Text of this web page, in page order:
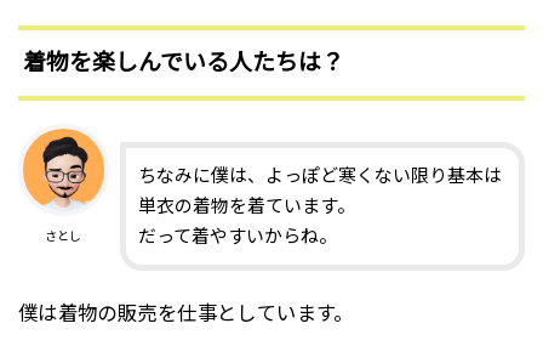
着物を楽しんでいる人たちは？
さとし
ちなみに僕は、よっぽど寒くない限り基本は
単衣の着物を着ています。
だって着やすいからね。
僕は着物の販売を仕事としています。